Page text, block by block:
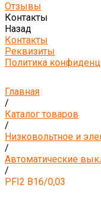
Отзывы
Контакты
Назад
Контакты
Реквизиты
Политика
Главная
/
Каталог товаров
/
Низковольтное и
/
Автоматические
/
PFI2 B16/0,03